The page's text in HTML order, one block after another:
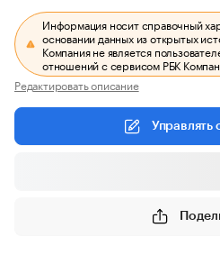
Информация носит справочный
основании данных из открытых
Компания не является
отношений с сервисом РБК
Редактировать описание
Управлять